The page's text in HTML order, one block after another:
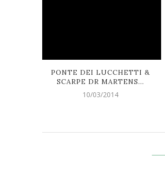
PONTE DEI LUCCHETTI &
SCARPE DR MARTENS...
10/03/2014